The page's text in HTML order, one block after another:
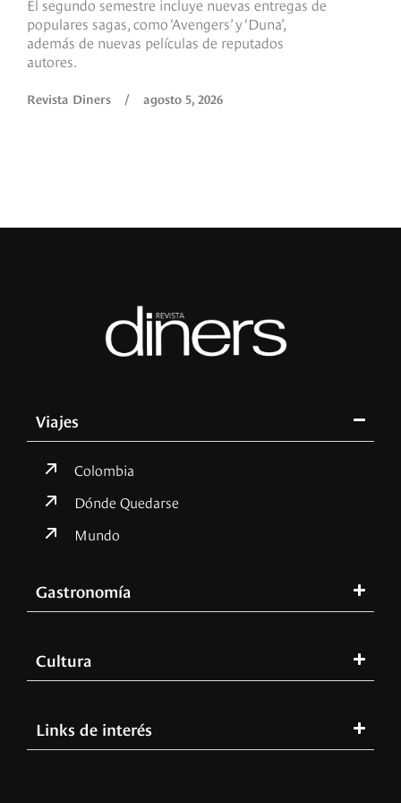
populares sagas, como ‘Avengers’ y ‘Duna’,
además de nuevas películas de reputados
autores.
Revista Diners / agosto 5, 2026
Viajes
Colombia
Dónde Quedarse
Mundo
Gastronomía
Cultura
Links de interés